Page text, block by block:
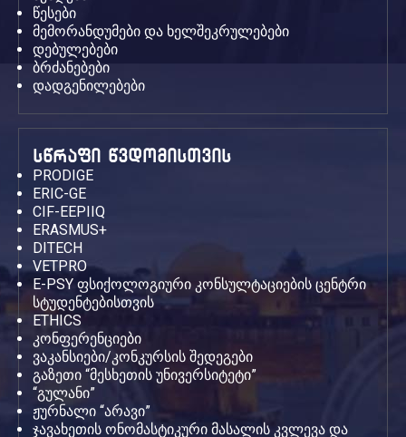
წესები
მემორანდუმები და ხელშეკრულებები
დებულებები
ბრძანებები
დადგენილებები
სწრაფი წვდომისთვის
PRODIGE
ERIC-GE
CIF-EEPIIQ
ERASMUS+
DITECH
VETPRO
E-PSY ფსიქოლოგიური კონსულტაციების ცენტრი
სტუდენტებისთვის
ETHICS
კონფერენციები
ვაკანსიები/კონკურსის შედეგები
გაზეთი “მესხეთის უნივერსიტეტი”
“გულანი”
ჟურნალი “არავი”
ჯავახეთის ონომასტიკური მასალის კვლევა და